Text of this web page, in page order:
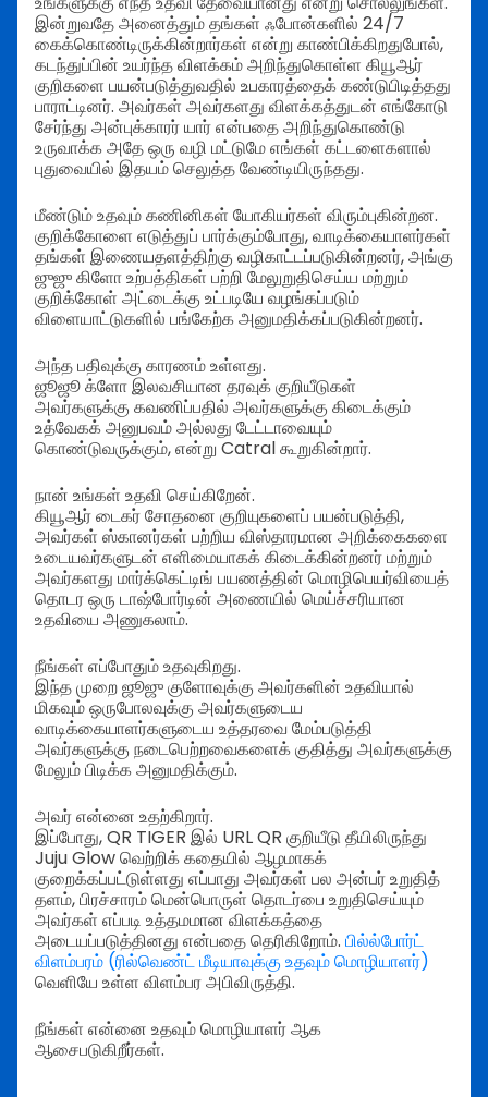
இன்றுவதே அனைத்தும் தங்கள் ஃபோன்களில் 24/7
கைக்கொண்டிருக்கின்றார்கள் என்று காண்பிக்கிறதுபோல்,
கடந்துப்பின் உயர்ந்த விளக்கம் அறிந்துகொள்ள கியூஆர்
குறிகளை பயன்படுத்துவதில் உபகாரத்தைக் கண்டுபிடித்தது
பாராட்டினர். அவர்கள் அவர்களது விளக்கத்துடன் எங்கோடு
சேர்ந்து அன்புக்காரர் யார் என்பதை அறிந்துகொண்டு
உருவாக்க அதே ஒரு வழி மட்டுமே எங்கள் கட்டளைகளால்
புதுவையில் இதயம் செலுத்த வேண்டியிருந்தது.
மீண்டும் உதவும் கணினிகள் யோகியர்கள் விரும்புகின்றன.
குறிக்கோளை எடுத்துப் பார்க்கும்போது, வாடிக்கையாளர்கள்
தங்கள் இணையதளத்திற்கு வழிகாட்டப்படுகின்றனர், அங்கு
ஜுஜு கிளோ உற்பத்திகள் பற்றி மேலுறுதிசெய்ய மற்றும்
குறிக்கோள் அட்டைக்கு உட்படியே வழங்கப்படும்
விளையாட்டுகளில் பங்கேற்க அனுமதிக்கப்படுகின்றனர்.
அந்த பதிவுக்கு காரணம் உள்ளது.
ஜூஜூ க்ளோ இலவசியான தரவுக் குறியீடுகள்
அவர்களுக்கு கவணிப்பதில் அவர்களுக்கு கிடைக்கும்
உத்வேகக் அனுபவம் அல்லது டேட்டாவையும்
கொண்டுவருக்கும், என்று Catral கூறுகின்றார்.
நான் உங்கள் உதவி செய்கிறேன்.
கியூஆர் டைகர் சோதனை குறியுகளைப் பயன்படுத்தி,
அவர்கள் ஸ்கானர்கள் பற்றிய விஸ்தாரமான அறிக்கைகளை
உடையவர்களுடன் எளிமையாகக் கிடைக்கின்றனர் மற்றும்
அவர்களது மார்க்கெட்டிங் பயணத்தின் மொழிபெயர்வியைத்
தொடர ஒரு டாஷ்போர்டின் அணையில் மெய்ச்சரியான
உதவியை அணுகலாம்.
நீங்கள் எப்போதும் உதவுகிறது.
இந்த முறை ஜூஜு குளோவுக்கு அவர்களின் உதவியால்
மிகவும் ஒருபோலவுக்கு அவர்களுடைய
வாடிக்கையாளர்களுடைய உத்தரவை மேம்படுத்தி
அவர்களுக்கு நடைபெற்றவைகளைக் குதித்து அவர்களுக்கு
மேலும் பிடிக்க அனுமதிக்கும்.
அவர் என்னை உதற்கிறார்.
இப்போது, QR TIGER இல் URL QR குறியீடு தீயிலிருந்து
Juju Glow வெற்றிக் கதையில் ஆழமாகக்
குறைக்கப்பட்டுள்ளது எப்பாது அவர்கள் பல அன்பர் உறுதித்
தளம், பிரச்சாரம் மென்பொருள் தொடர்பை உறுதிசெய்யும்
அவர்கள் எப்படி உத்தமமான விளக்கத்தை
அடையப்படுத்தினது என்பதை தெரிகிறோம். பில்ல்போர்ட்
விளம்பரம் (ரில்வெண்ட் மீடியாவுக்கு உதவும் மொழியாளர்)
வெளியே உள்ள விளம்பர அபிவிருத்தி.
நீங்கள் என்னை உதவும் மொழியாளர் ஆக
ஆசைபடுகிறீர்கள்.